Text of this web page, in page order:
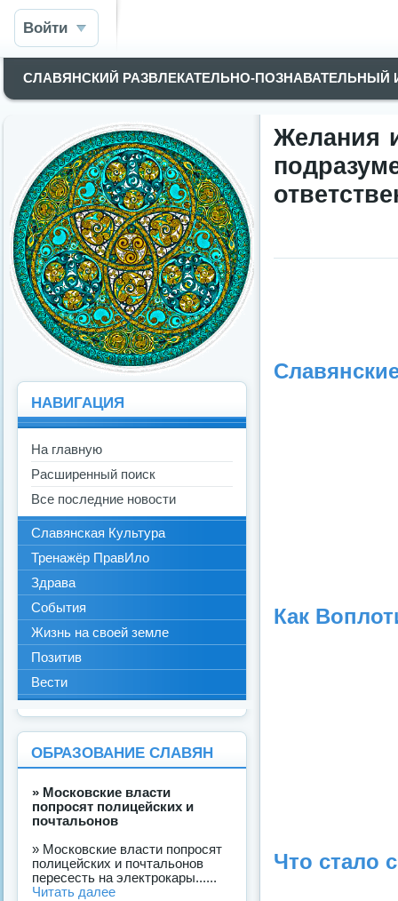
Войти
СЛАВЯНСКИЙ РАЗВЛЕКАТЕЛЬНО-
Желания
Как
Что стало
НАВИГАЦИЯ
На главную
Расширенный поиск
Все последние новости
Славянская Культура
Тренажёр ПравИло
Здрава
События
Жизнь на своей земле
Позитив
Вести
ОБРАЗОВАНИЕ СЛАВЯН
» Московские власти
попросят полицейских и
почтальонов
» Московские власти попросят
полицейских и почтальонов
пересесть на электрокары......
Читать далее